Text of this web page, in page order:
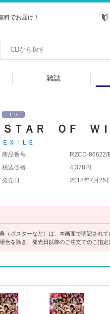
料でお届け！
雑誌
ＳＴＡＲ ＯＦ ＷＩ
ＥＸＩＬＥ
商品番号
RZCD-86622/
税込価格
4,378円
発売日
2018年7月25日
（ポスターなど）は、本画面で明記され
合を除き、発売日以降のご注文でのご指